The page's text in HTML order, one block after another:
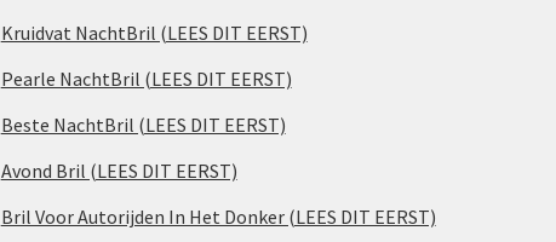
Kruidvat NachtBril (LEES DIT EERST)
Pearle NachtBril (LEES DIT EERST)
Beste NachtBril (LEES DIT EERST)
Avond Bril (LEES DIT EERST)
Bril Voor Autorijden In Het Donker (LEES DIT EERST)